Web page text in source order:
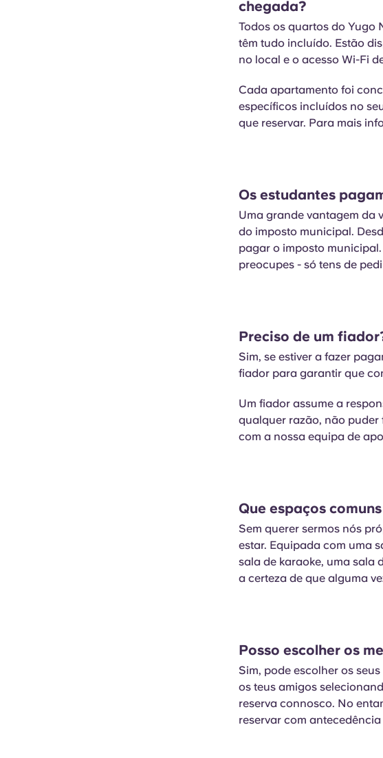
chegada?
Todos os quartos do Yugo
têm tudo incluído. Estão
no local e o acesso Wi-Fi
Cada apartamento foi
específicos incluídos no
que reservar. Para mais
Os estudantes
Uma grande vantagem da
do imposto municipal.
pagar o imposto
preocupes - só tens de
Preciso de um
Sim, se estiver a fazer
fiador para garantir que
Um fiador assume a
qualquer razão, não puder
com a nossa equipa de
Que espaços
Sem querer sermos nós
estar. Equipada com uma
sala de karaoke, uma sala
a certeza de que alguma
Posso escolher os
Sim, pode escolher os
os teus amigos
reserva connosco. No
reservar com